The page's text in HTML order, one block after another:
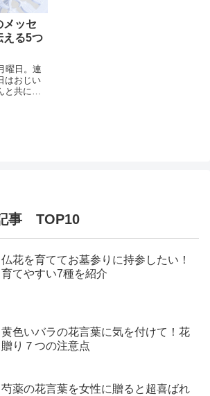
メッセ
える5つ
曜日。連
はおじい
共に時
事 TOP10
仏花を育ててお墓参りに持参したい！
育てやすい7種を紹介
黄色いバラの花言葉に気を付けて！花
贈り７つの注意点
芍薬の花言葉を女性に贈ると超喜ばれ